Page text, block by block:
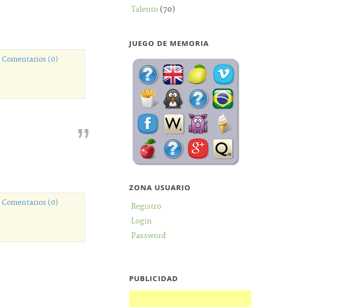
Comentarios (0)
Comentarios (0)
Talento (70)
JUEGO DE MEMORIA
ZONA USUARIO
Registro
Login
Password
PUBLICIDAD